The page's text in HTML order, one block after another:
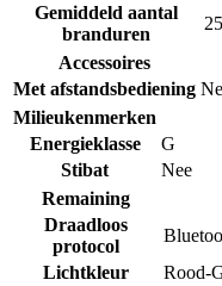
Gemiddeld aantal
branduren
Accessoires
Met afstandsbediening
Milieukenmerken
Energieklasse
G
Stibat
Nee
Remaining
Draadloos
protocol
Lichtkleur
Rood-